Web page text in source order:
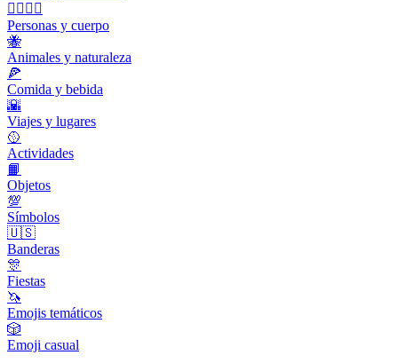
👩‍❤️‍💋‍👨
Personas y cuerpo
🐝
Animales y naturaleza
🍕
Comida y bebida
🌇
Viajes y lugares
🥎
Actividades
📙
Objetos
💯
Símbolos
🇺🇸
Banderas
🎊
Fiestas
🦄
Emojis temáticos
🎲
Emoji casual